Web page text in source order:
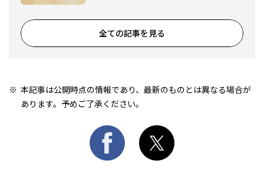
全ての記事を見る
本記事は公開時点の情報であり、最新のものとは異なる場合が
あります。予めご了承ください。